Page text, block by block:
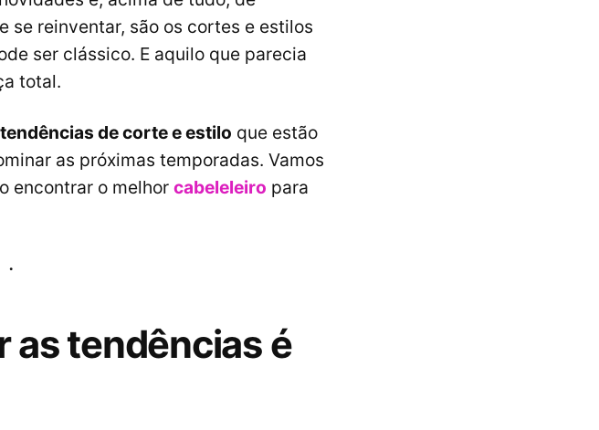
se reinventar, são os cortes e estilos
ser clássico. E aquilo que parecia
total.
de corte e estilo que estão
as próximas temporadas. Vamos
encontrar o melhor cabeleleiro para
as tendências é